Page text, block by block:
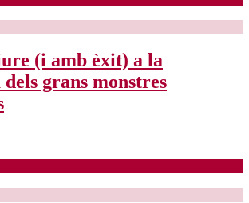
(i amb èxit) a la
grans monstres